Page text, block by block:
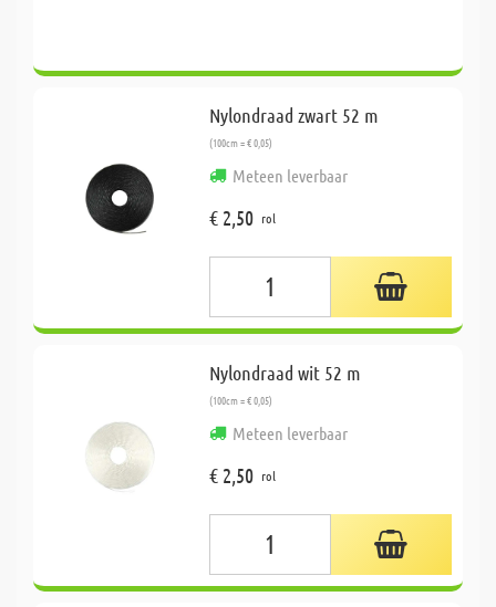
Nylondraad zwart 52 m
(100cm = € 0,05)
Meteen leverbaar
€ 2,50 rol
Nylondraad wit 52 m
(100cm = € 0,05)
Meteen leverbaar
€ 2,50 rol